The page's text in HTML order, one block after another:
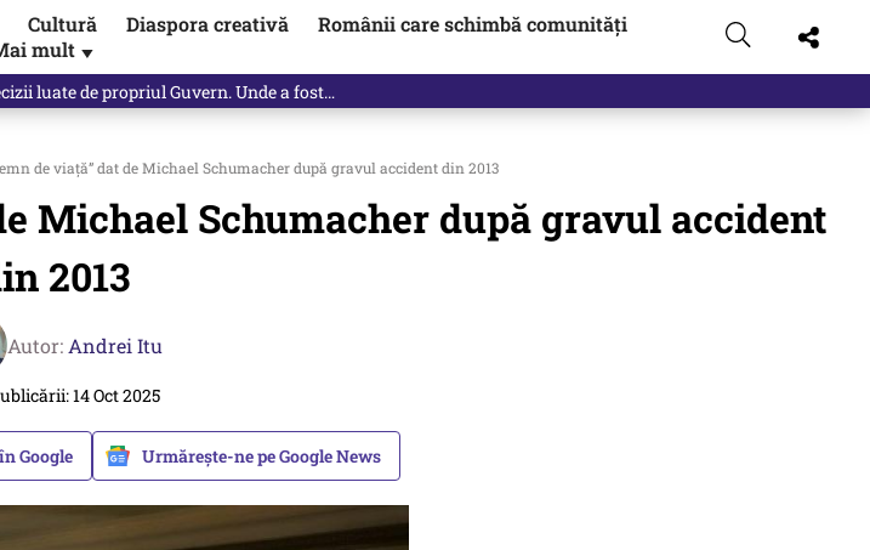
Cultură Diaspora creativă
Românii care schimbă comunități
mult ▼
de viață” dat de Michael Schumacher după gravul accident din 2013
Michael Schumacher după gravul accident
2013
Autor: Andrei Itu
14 Oct 2025
Google Urmărește-ne pe Google News